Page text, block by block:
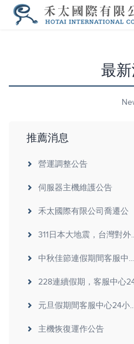
最
推薦消息
營運調整公告
伺服器主機維護公告
禾太國際有限公司喬遷公
311日本大地震，台灣對外
中秋佳節連假期間客服中...
228連續假期，客服中心
元旦假期間客服中心24小
主機恢復運作公告